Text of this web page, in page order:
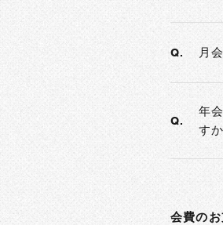
Q. 月
Q.
年
す
会費の